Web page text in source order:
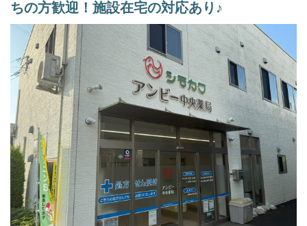
明るいスタッフが多く、休憩時間や患者様がいらっしゃらない時
間はスタッフ間で楽しく・協力して業務を行っております♪
【その他の補足事項】
1) 従事すべき業務の変更の範囲
変更なし
2) 就業場所の変更の範囲
転勤の可能性あり（通勤可能範囲）
3)雇用期間1年（原則更新）
※正社員登用は入社3ヵ月後を予定、正社員は無期雇用（個人の能
力に依る）
ちの方歓迎！施設在宅の対応あり♪